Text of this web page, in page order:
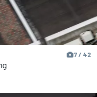
7 / 42